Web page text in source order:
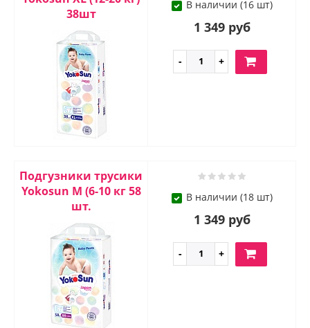
38шт
В наличии (16 шт)
1 349 руб
Подгузники трусики
Yokosun М (6-10 кг 58
шт.
В наличии (18 шт)
1 349 руб